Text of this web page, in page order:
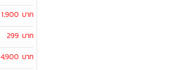
1,900 บาท
299 บาท
4,900 บาท